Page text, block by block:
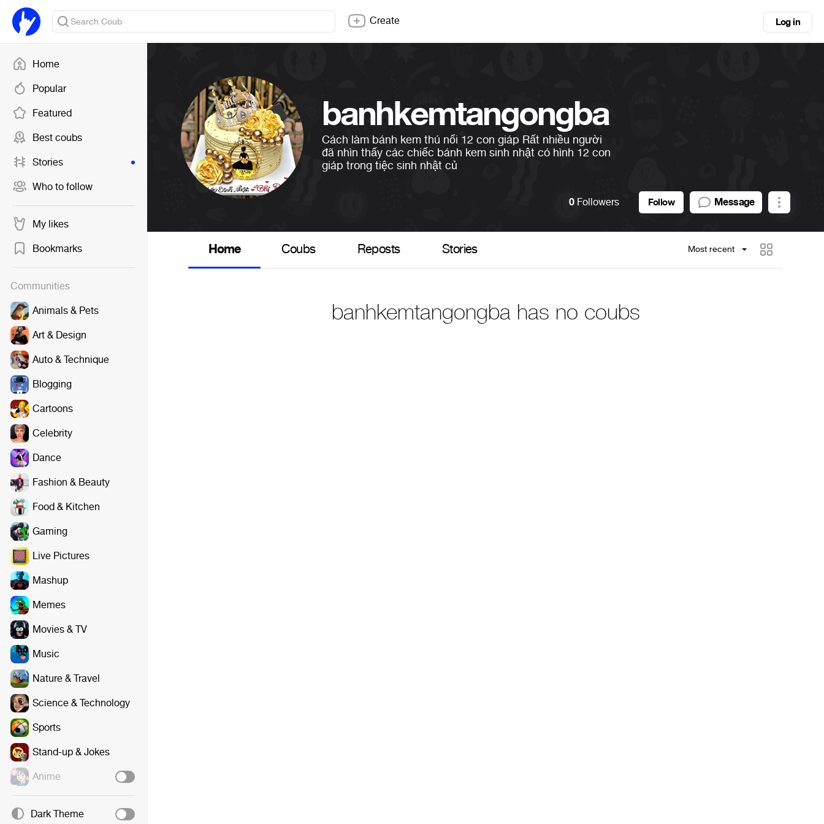
Home
Popular
Featured
Best coubs
Stories
Who to follow
My likes
Bookmarks
Communities
Animals & Pets
Art & Design
Auto & Technique
Blogging
Cartoons
Celebrity
Dance
Fashion & Beauty
Food & Kitchen
Gaming
Live Pictures
Mashup
Memes
Movies & TV
Music
Nature & Travel
Science & Technology
Sports
Stand-up & Jokes
Anime
Dark Theme
Create Log in
banhkemtangongba
Cách làm bánh kem thú nổi 12 con giáp Rất nhiều người
đã nhìn thấy các chiếc bánh kem sinh nhật có hình 12 con
giáp trong tiệc sinh nhật củ
0 Followers Follow Message
Home Coubs Reposts Stories Most recent
banhkemtangongba has no coubs